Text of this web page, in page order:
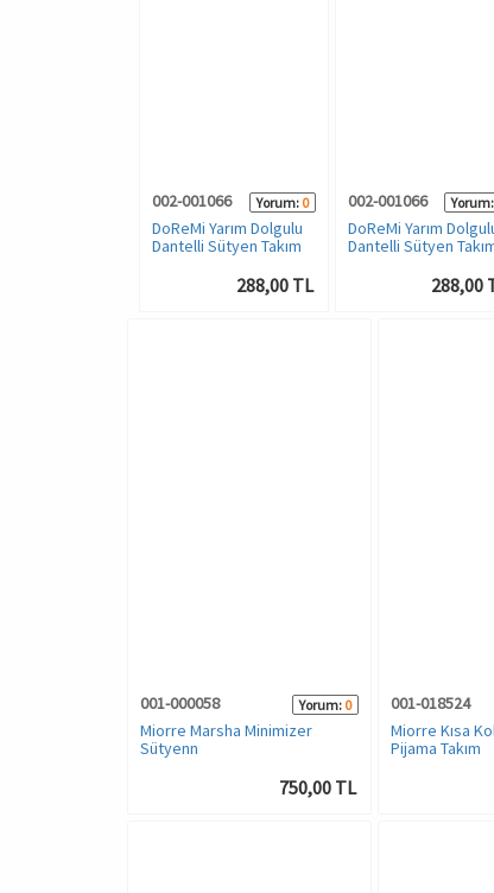
002-001066 Yorum: 0
DoReMi Yarım Dolgulu
Dantelli Sütyen Takım
288,00 TL
002-001066 Yorum:
DoReMi Yarım
Dantelli Sütyen
288,00
001-000058 Yorum: 0
Miorre Marsha Minimizer
Sütyenn
750,00 TL
001-018524
Miorre Kısa
Pijama Takım